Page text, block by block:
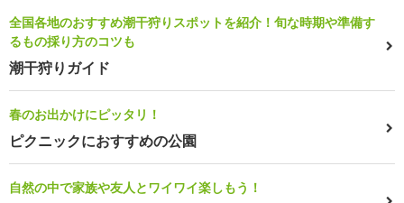
全国各地のおすすめ潮干狩りスポットを紹介！旬な時期や準備す
るもの採り方のコツも
潮干狩りガイド
春のお出かけにピッタリ！
ピクニックにおすすめの公園
自然の中で家族や友人とワイワイ楽しもう！